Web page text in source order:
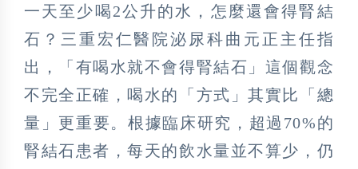
一天至少喝2公升的水，怎麼還會得腎結
石？三重宏仁醫院泌尿科曲元正主任指
出，「有喝水就不會得腎結石」這個觀念
不完全正確，喝水的「方式」其實比「總
量」更重要。根據臨床研究，超過70%的
腎結石患者，每天的飲水量並不算少，仍